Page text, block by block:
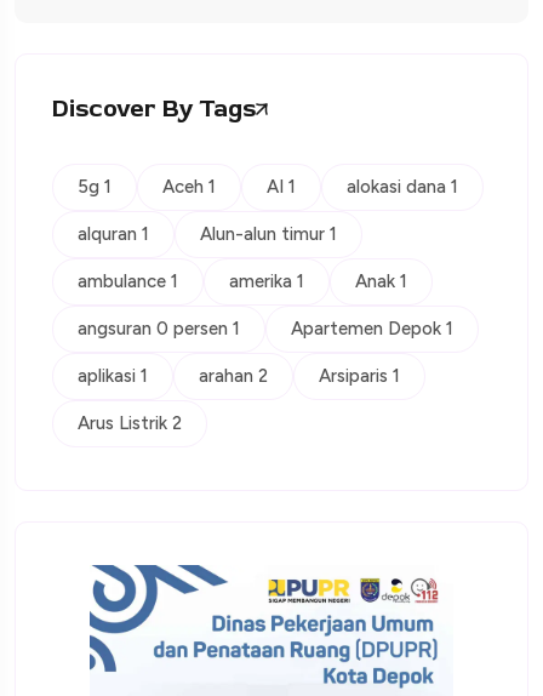
Discover By Tags
5g 1 Aceh 1 AI 1 alokasi dana 1
alquran 1 Alun-alun timur 1
ambulance 1 amerika 1 Anak 1
angsuran 0 persen 1 Apartemen Depok 1
aplikasi 1 arahan 2 Arsiparis 1
Arus Listrik 2